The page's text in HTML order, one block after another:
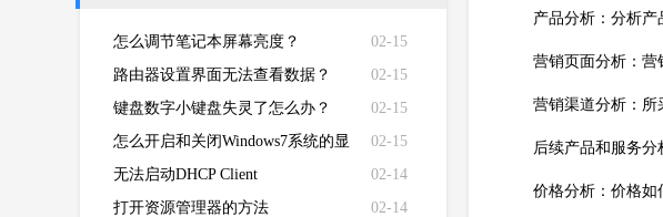
02-15
怎么调节笔记本屏幕亮度？
02-15
路由器设置界面无法查看数据？
02-15
键盘数字小键盘失灵了怎么办？
02-15
怎么开启和关闭Windows7系统的显
卡硬件加速功能
02-14
无法启动DHCP Client
02-14
打开资源管理器的方法
产品分析：分析产
营销页面分析：营
营销渠道分析：所
后续产品和服务分
价格分析：价格如